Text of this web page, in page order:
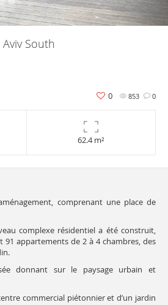
South
853 0
0
62.4 m²
comprenant une place de
complexe résidentiel a été construit,
appartements de 2 à 4 chambres, des
donnant sur le paysage urbain et
commercial piétonnier et d’un jardin